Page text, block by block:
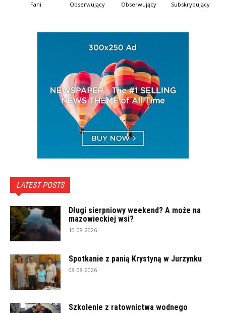
Fani Obserwujący Obserwujący Subskrybujący
LATEST POSTS
Długi sierpniowy weekend? A może na
mazowieckiej wsi?
10-08-2026
Spotkanie z panią Krystyną w Jurzynku
08-08-2026
Szkolenie z ratownictwa wodnego